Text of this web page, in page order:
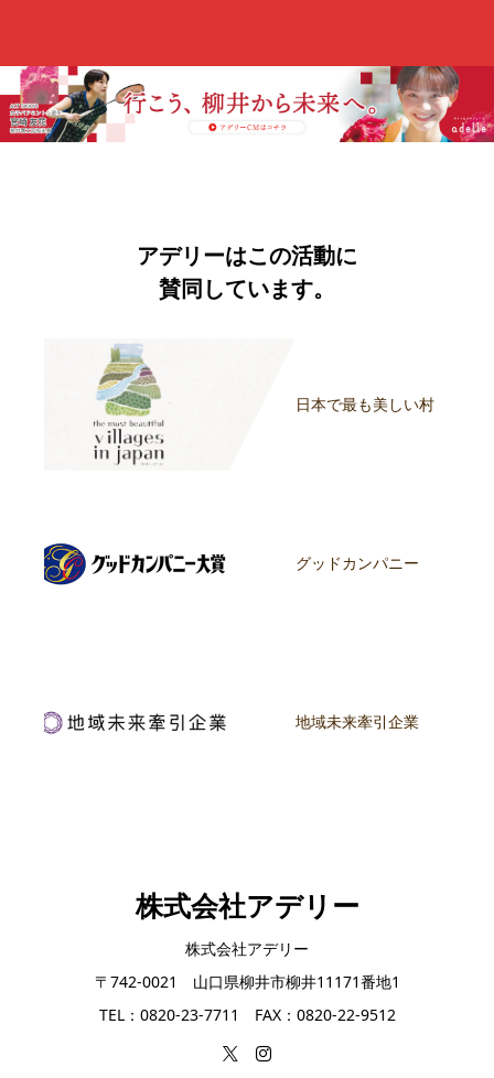
アデリーはこの活動に
賛同しています。
日本で最も美しい村
グッドカンパニー
地域未来牽引企業
株式会社アデリー
株式会社アデリー
〒742-0021 山口県柳井市柳井11171番地1
TEL：0820-23-7711 FAX：0820-22-9512